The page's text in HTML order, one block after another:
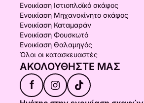
Ενοικίαση Ιστιοπλοϊκό σκάφος
Ενοικίαση Μηχανοκίνητο σκάφος
Ενοικίαση Καταμαράν
Ενοικίαση Φουσκωτό
Ενοικίαση Θαλαμηγός
Όλοι οι κατασκευαστές
ΑΚΟΛΟΥΘΉΣΤΕ ΜΑΣ
f